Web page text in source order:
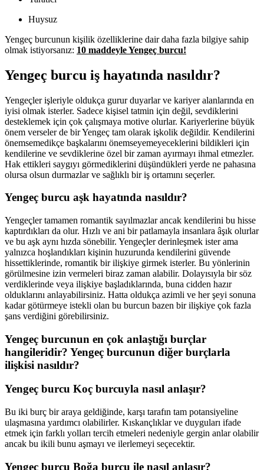
Huysuz
Yengeç burcunun kişilik özelliklerine dair daha fazla bilgiye sahip
olmak istiyorsanız: 10 maddeyle Yengeç burcu!
Yengeç burcu iş hayatında nasıldır?
Yengeçler işleriyle oldukça gurur duyarlar ve kariyer alanlarında en
iyisi olmak isterler. Sadece kişisel tatmin için değil, sevdiklerini
desteklemek için çok çalışmaya motive olurlar. Kariyerlerine büyük
önem verseler de bir Yengeç tam olarak işkolik değildir. Kendilerini
önemsemedikçe başkalarını önemseyemeyeceklerini bildikleri için
kendilerine ve sevdiklerine özel bir zaman ayırmayı ihmal etmezler.
Hak ettikleri saygıyı görmediklerini düşündükleri yerde ne pahasına
olursa olsun durmazlar ve sağlıklı bir iş ortamını seçerler.
Yengeç burcu aşk hayatında nasıldır?
Yengeçler tamamen romantik sayılmazlar ancak kendilerini bu hisse
kaptırdıkları da olur. Hızlı ve ani bir patlamayla insanlara âşık olurlar
ve bu aşk aynı hızda sönebilir. Yengeçler derinleşmek ister ama
yalnızca hoşlandıkları kişinin huzurunda kendilerini güvende
hissettiklerinde, romantik bir ilişkiye girmek isterler. Bu yönlerinin
görülmesine izin vermeleri biraz zaman alabilir. Dolayısıyla bir söz
verdiklerinde veya ilişkiye başladıklarında, buna cidden hazır
olduklarını anlayabilirsiniz. Hatta oldukça azimli ve her şeyi sonuna
kadar götürmeye istekli olan bu burcun bazen bir ilişkiye çok fazla
şans verdiğini görebilirsiniz.
Yengeç burcunun en çok anlaştığı burçlar
hangileridir? Yengeç burcunun diğer burçlarla
ilişkisi nasıldır?
Yengeç burcu Koç burcuyla nasıl anlaşır?
Bu iki burç bir araya geldiğinde, karşı tarafın tam potansiyeline
ulaşmasına yardımcı olabilirler. Kıskançlıklar ve duyguları ifade
etmek için farklı yolları tercih etmeleri nedeniyle gergin anlar olabilir
ancak bu ikili bunu aşmayı ve ilerlemeyi seçecektir.
Yengeç burcu Boğa burcu ile nasıl anlaşır?